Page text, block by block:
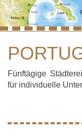
Fünftägige
für individuelle